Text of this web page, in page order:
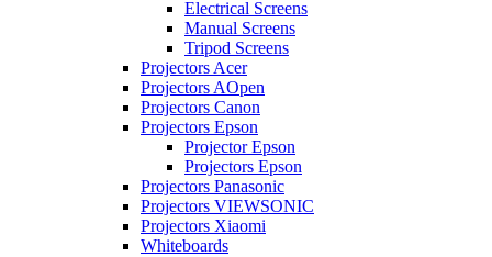
Electrical Screens
Manual Screens
Tripod Screens
Projectors Acer
Projectors AOpen
Projectors Canon
Projectors Epson
Projector Epson
Projectors Epson
Projectors Panasonic
Projectors VIEWSONIC
Projectors Xiaomi
Whiteboards